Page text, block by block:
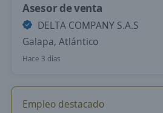
Asesor de venta
DELTA COMPANY S.A.S
Galapa, Atlántico
Hace 3 días
Empleo destacado